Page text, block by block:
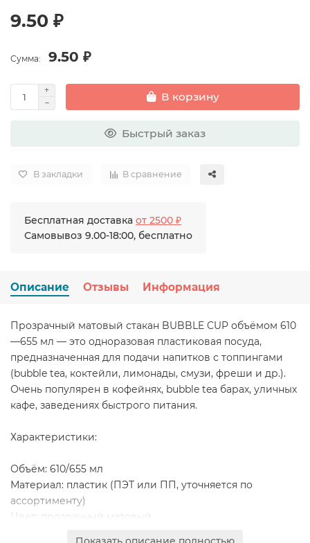
9.50 ₽
Сумма: 9.50 ₽
В корзину
Быстрый заказ
В закладки В сравнение
Бесплатная доставка от 2500 ₽
Самовывоз 9.00-18:00, бесплатно
Описание Отзывы Информация
Прозрачный матовый стакан BUBBLE CUP объёмом 610
—655 мл — это одноразовая пластиковая посуда,
предназначенная для подачи напитков с топпингами
(bubble tea, коктейли, лимонады, смузи, фреши и др.).
Очень популярен в кофейнях, bubble tea барах, уличных
кафе, заведениях быстрого питания.
Характеристики:
Объём: 610/655 мл
Материал: пластик (ПЭТ или ПП, уточняется по
ассортименту)
Цвет: прозрачный матовый